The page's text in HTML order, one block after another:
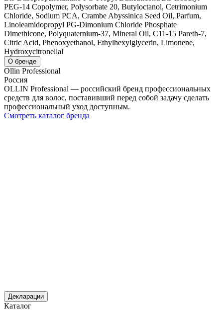
PEG-14 Copolymer, Polysorbate 20, Butyloctanol, Cetrimonium
Chloride, Sodium PCA, Crambe Abyssinica Seed Oil, Parfum,
Linoleamidopropyl PG-Dimonium Chloride Phosphate
Dimethicone, Polyquaternium-37, Mineral Oil, C11-15 Pareth-7,
Citric Acid, Phenoxyethanol, Ethylhexylglycerin, Limonene,
Hydroxycitronellal
О бренде
Ollin Professional
Россия
OLLIN Professional — российский бренд профессиональных
средств для волос, поставивший перед собой задачу сделать
профессиональный уход доступным.
Смотреть каталог бренда
Декларации
Каталог